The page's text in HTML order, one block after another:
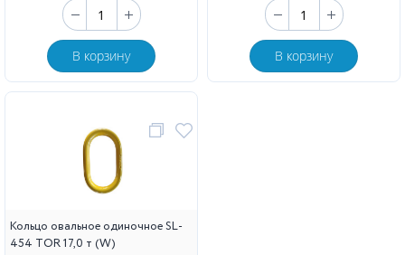
В корзину В корзину
Кольцо овальное одиночное SL-
454 TOR 17,0 т (W)